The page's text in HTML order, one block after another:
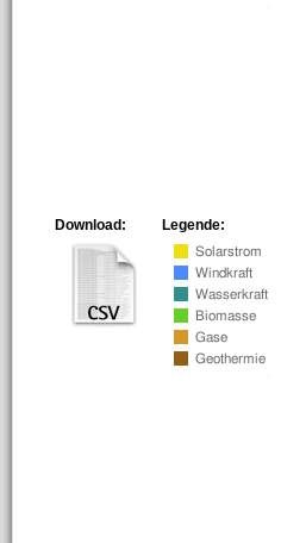
Legende:
Download: